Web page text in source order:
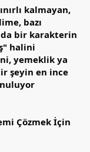
kalmayan,
bazı
bir karakterin
halini
yemeklik ya
şeyin en ince
Çözmek İçin